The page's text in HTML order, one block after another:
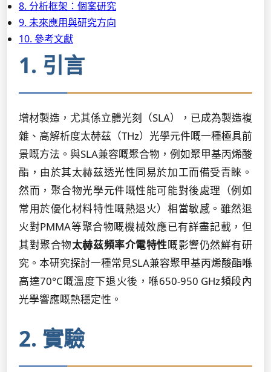
8. 分析框架：個案研究
9. 未來應用與研究方向
10. 參考文獻
1. 引言
增材製造，尤其係立體光刻（SLA），已成為製造複
雜、高解析度太赫茲（THz）光學元件嘅一種極具前
景嘅方法。與SLA兼容嘅聚合物，例如聚甲基丙烯酸
酯，由於其太赫茲透光性同易於加工而備受青睞。
然而，聚合物光學元件嘅性能可能對後處理（例如
常用於優化材料特性嘅熱退火）相當敏感。雖然退
火對PMMA等聚合物嘅機械效應已有詳盡記載，但
其對聚合物太赫茲頻率介電特性嘅影響仍然鮮有研
究。本研究探討一種常見SLA兼容聚甲基丙烯酸酯喺
高達70°C嘅溫度下退火後，喺650-950 GHz頻段內
光學響應嘅熱穩定性。
2. 實驗